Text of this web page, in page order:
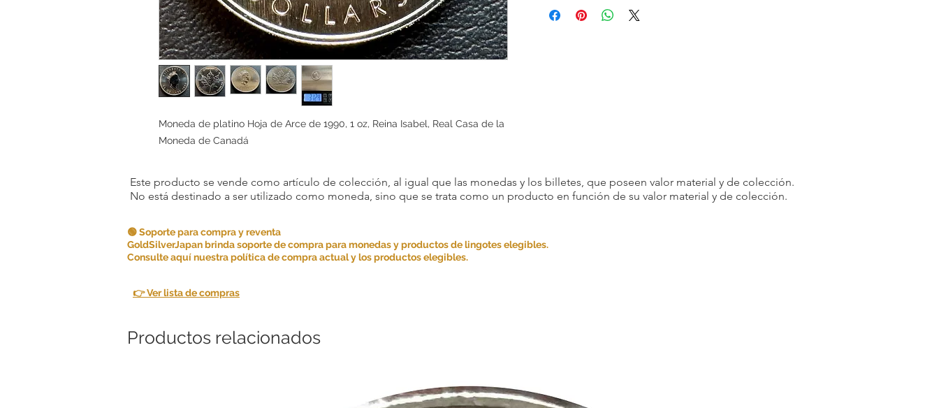
Moneda de platino Hoja de Arce de 1990, 1 oz, Reina Isabel, Real Casa de la
Moneda de Canadá
Este producto se vende como artículo de colección, al igual que las monedas y los billetes, que poseen valor material y de colección.
No está destinado a ser utilizado como moneda, sino que se trata como un producto en función de su valor material y de colección.
🟢 Soporte para compra y reventa
GoldSilverJapan brinda soporte de compra para monedas y productos de lingotes elegibles.
Consulte aquí nuestra política de compra actual y los productos elegibles.
👉 Ver lista de compras
Productos relacionados